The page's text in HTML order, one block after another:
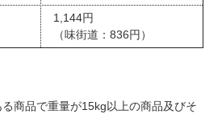
1,144円
（味街道：836円）
る商品で重量が15kg以上の商品及びそ